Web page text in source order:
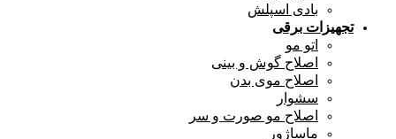
بادی اسپلش
تجهیزات برقی
اتو مو
اصلاح گوش و بینی
اصلاح موی بدن
سشوار
اصلاح مو صورت و سر
ماساژور